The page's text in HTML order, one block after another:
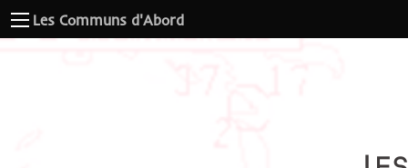
Les Communs d'Abord